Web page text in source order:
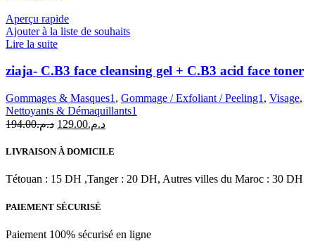
Fruits
|
55
Aperçu rapide
Ajouter à la liste de souhaits
Lire la suite
ziaja- C.B3 face cleansing gel + C.B3 acid face toner
Gommages & Masques1 , Gommage / Exfoliant / Peeling1 , Visage,
Nettoyants & Démaquillants1
د.م.194.00
Le
initial
د.م.129.00
Le
actuel
د.م.129.00.
LIVRAISON À DOMICILE
Tétouan : 15 DH ,Tanger : 20 DH, Autres villes du Maroc : 30 DH
PAIEMENT SÉCURISÉ
Paiement 100% sécurisé en ligne